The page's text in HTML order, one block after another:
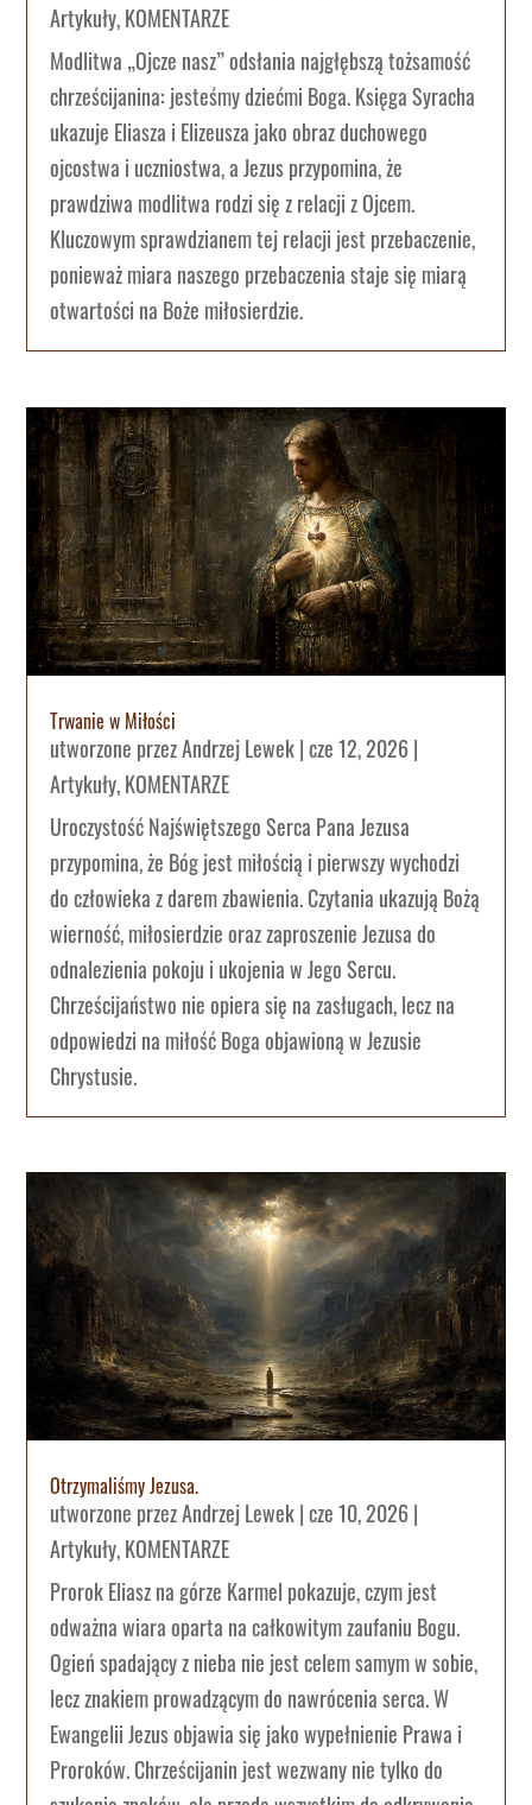
Artykuły,KOMENTARZE
Modlitwa „Ojcze nasz” odsłania najgłębszą tożsamość
chrześcijanina: jesteśmy dziećmi Boga. Księga Syracha
ukazuje Eliasza i Elizeusza jako obraz duchowego
ojcostwa i uczniostwa, a Jezus przypomina, że
prawdziwa modlitwa rodzi się z relacji z Ojcem.
Kluczowym sprawdzianem tej relacji jest przebaczenie,
ponieważ miara naszego przebaczenia staje się miarą
otwartości na Boże miłosierdzie.
Trwanie w Miłości
utworzone przezAndrzej Lewek|cze 12, 2026|
Artykuły,KOMENTARZE
Uroczystość Najświętszego Serca Pana Jezusa
przypomina, że Bóg jest miłością i pierwszy wychodzi
do człowieka z darem zbawienia. Czytania ukazują Bożą
wierność, miłosierdzie oraz zaproszenie Jezusa do
odnalezienia pokoju i ukojenia w Jego Sercu.
Chrześcijaństwo nie opiera się na zasługach, lecz na
odpowiedzi na miłość Boga objawioną w Jezusie
Chrystusie.
Otrzymaliśmy Jezusa.
utworzone przezAndrzej Lewek|cze 10, 2026|
Artykuły,KOMENTARZE
Prorok Eliasz na górze Karmel pokazuje, czym jest
odważna wiara oparta na całkowitym zaufaniu Bogu.
Ogień spadający z nieba nie jest celem samym w sobie,
lecz znakiem prowadzącym do nawrócenia serca. W
Ewangelii Jezus objawia się jako wypełnienie Prawa i
Proroków. Chrześcijanin jest wezwany nie tylko do